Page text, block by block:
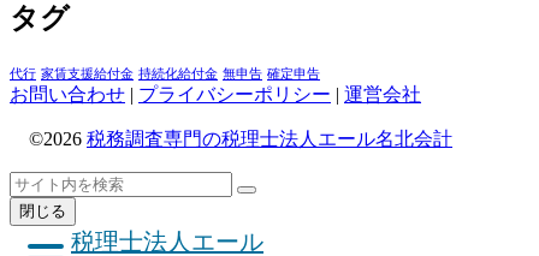
タグ
代行 家賃支援給付金 持続化給付金 無申告 確定申告
お問い合わせ | プライバシーポリシー | 運営会社
©2026 税務調査専門の税理士法人エール名北会計
ト
ッ
プ
検
索
検
閉じる
税理士法人エール